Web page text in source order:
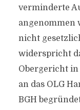
verminderte
angenommen
nicht
widerspricht
Obergericht in
an das OLG
BGH